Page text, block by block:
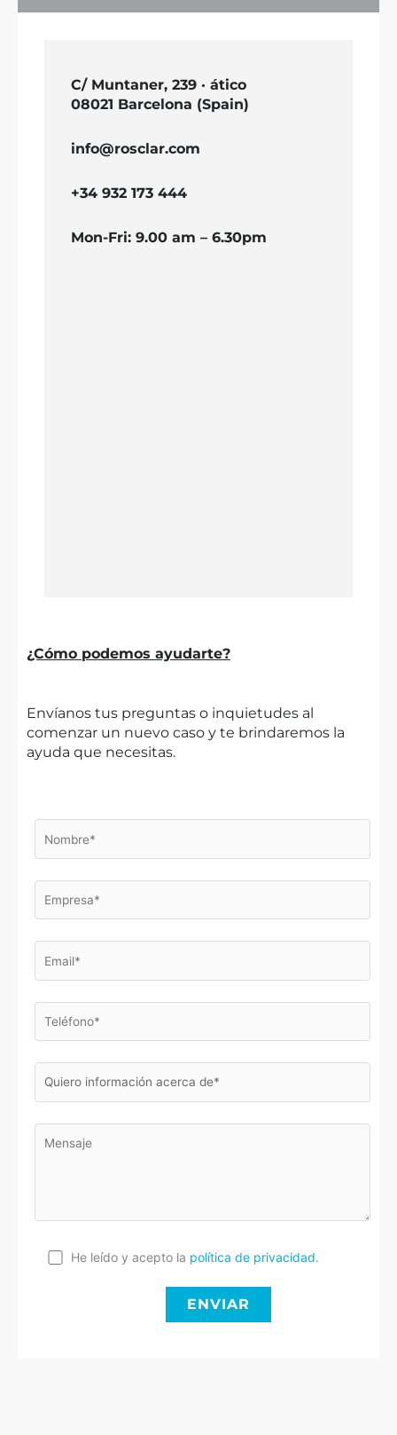
C/ Muntaner, 239 · ático
08021 Barcelona (Spain)
info@rosclar.com
+34 932 173 444
Mon-Fri: 9.00 am – 6.30pm
¿Cómo podemos ayudarte?
Envíanos tus preguntas o inquietudes al
comenzar un nuevo caso y te brindaremos la
ayuda que necesitas.
He leído y acepto la política de privacidad.